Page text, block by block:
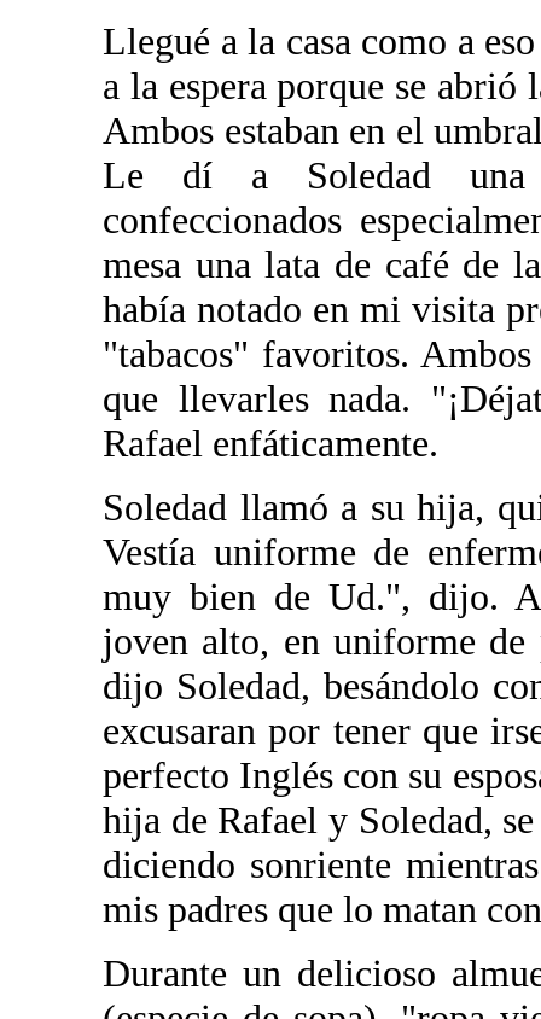
Llegué a la casa como a
a la espera porque se abrió
Ambos estaban en el
Le dí a Soledad una
confeccionados
mesa una lata de café de
había notado en mi visita
"tabacos" favoritos.
que llevarles nada.
Rafael enfáticamente.
Soledad llamó a su hija,
Vestía uniforme de
muy bien de Ud.", dijo.
joven alto, en uniforme
dijo Soledad, besándolo
excusaran por tener que
perfecto Inglés con su
hija de Rafael y Soledad,
diciendo sonriente
mis padres que lo matan
Durante un delicioso